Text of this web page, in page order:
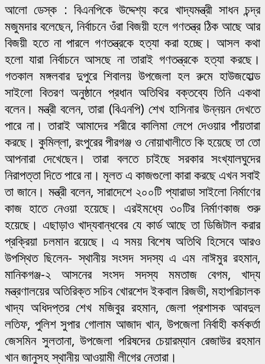
আলো ডেস্ক : বিএনপিকে উদ্দেশ্য করে খাদ্যমন্ত্রী সাধন চন্দ্র
মজুমদার বলেছেন, নির্বাচনে ওঁরা বিজয়ী হলে গণতন্ত্র ঠিক আছে আর
বিজয়ী হতে না পারলে গণতন্ত্রকে হত্যা করা হচ্ছে। আসল কথা
হলো যারা নির্বাচনে আসছে না তারাই গণতন্ত্রকে হত্যা করছে।
গতকাল মঙ্গলবার দুপুরে শিবালয় উপজেলা হল রুমে হাউজহোল্ড
সাইলো বিতরণ অনুষ্ঠানে প্রধান অতিথির বক্তব্যে তিনি একথা
বলেন। মন্ত্রী বলেন, তারা (বিএনপি) শেখ হাসিনার উন্নয়ন দেখতে
পারে না। তারাই আমাদের শরীরে কালিমা লেপে দেওয়ার পাঁয়তারা
করছে। কুমিল্লা, রংপুরের পীরগঞ্জ ও নোয়াখালীতে কি হয়েছে তা তো
আপনারা দেখেছেন। তারা বলতে চাইছে সরকার সংখ্যালঘুদের
নিরাপত্তা দিতে পারে না। মূলত এ কাজগুলো কারা করছে এখন সবাই
তা জানে। মন্ত্রী বলেন, সারাদেশে ২০০টি প্যারাডা সাইলো নির্মাণের
কাজ হাতে নেওয়া হয়েছে। এরইমধ্যে ৩০টির নির্মাণকাজ শুরু
হয়েছে। এছাড়াও খাদ্যবান্ধবের যে কার্ড আছে তা ডিজিটাল করার
প্রক্রিয়া চলমান রয়েছে। এ সময় বিশেষ অতিথি হিসেবে আরও
উপস্থিত ছিলেন- স্থানীয় সংসদ সদস্য এ এম নাঈমুর রহমান,
মানিকগঞ্জ-২ আসনের সংসদ সদস্য মমতাজ বেগম, খাদ্য
মন্ত্রণালয়ের অতিরিক্ত সচিব খোরশেদ ইকবাল রিজভী, মহাপরিচালক
খাদ্য অধিদপ্তর শেখ মজিবুর রহমান, জেলা প্রশাসক আবদুল
লতিফ, পুলিশ সুপার গোলাম আজাদ খান, উপজেলা নির্বাহী কর্মকর্তা
জেসমিন সুলতানা, উপজেলা পরিষদের চেয়ারম্যান রেজাউর রহমান
খান জানুসহ স্থানীয় আওয়ামী লীগের নেতারা।